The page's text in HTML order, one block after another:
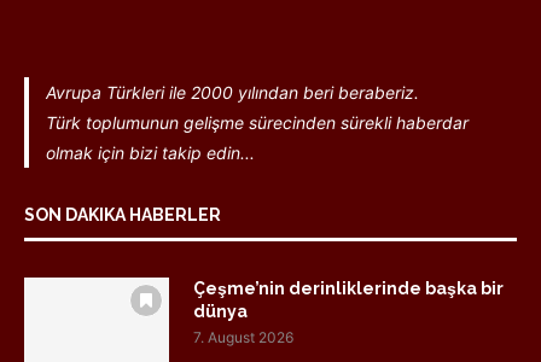
Avrupa Türkleri ile 2000 yılından beri beraberiz.
Türk toplumunun gelişme sürecinden sürekli haberdar
olmak için bizi takip edin...
SON DAKIKA HABERLER
Çeşme’nin derinliklerinde başka bir
dünya
7. August 2026